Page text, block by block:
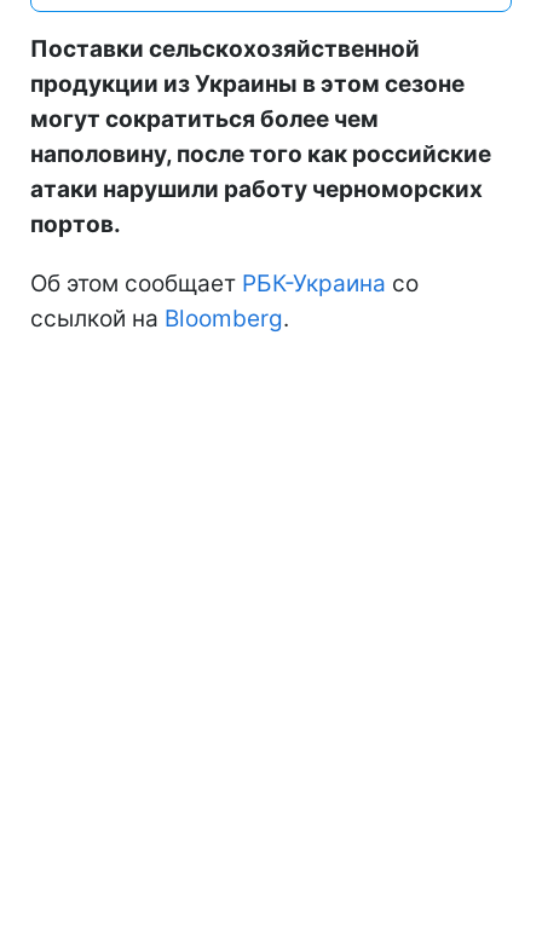
Поставки сельскохозяйственной
продукции из Украины в этом сезоне
могут сократиться более чем
наполовину, после того как российские
атаки нарушили работу черноморских
портов.
Об этом сообщает РБК-Украина со
ссылкой на Bloomberg.